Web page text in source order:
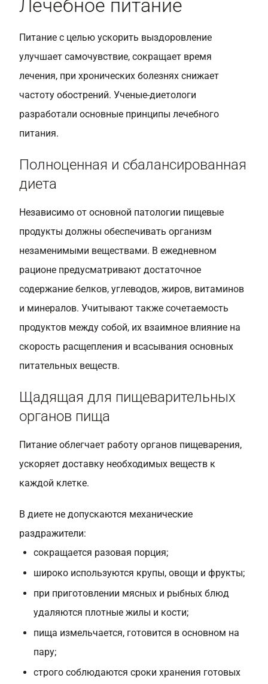
Лечебное питание
Питание с целью ускорить выздоровление
улучшает самочувствие, сокращает время
лечения, при хронических болезнях снижает
частоту обострений. Ученые-диетологи
разработали основные принципы лечебного
питания.
Полноценная и сбалансированная
диета
Независимо от основной патологии пищевые
продукты должны обеспечивать организм
незаменимыми веществами. В ежедневном
рационе предусматривают достаточное
содержание белков, углеводов, жиров, витаминов
и минералов. Учитывают также сочетаемость
продуктов между собой, их взаимное влияние на
скорость расщепления и всасывания основных
питательных веществ.
Щадящая для пищеварительных
органов пища
Питание облегчает работу органов пищеварения,
ускоряет доставку необходимых веществ к
каждой клетке.
В диете не допускаются механические
раздражители:
сокращается разовая порция;
широко используются крупы, овощи и фрукты;
при приготовлении мясных и рыбных блюд
удаляются плотные жилы и кости;
пища измельчается, готовится в основном на
пару;
строго соблюдаются сроки хранения готовых